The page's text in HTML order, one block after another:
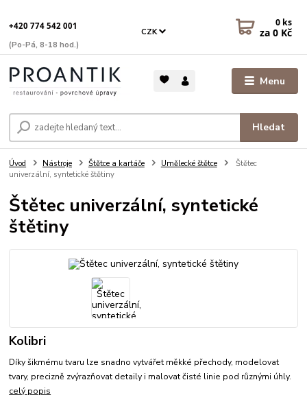
Menu
CZK
Hledat
+420 774 542 001
(Po-Pá, 8-18 hod.)
0 ks
za 0 Kč
Úvod Nástroje Štětce a kartáče Umělecké štětce
Štětec
univerzální, syntetické štětiny
Štětec univerzální, syntetické
štětiny
Kolibri
Díky šikmému tvaru lze snadno vytvářet měkké přechody, modelovat
tvary, precizně zvýrazňovat detaily i malovat čisté linie pod různými úhly.
celý popis